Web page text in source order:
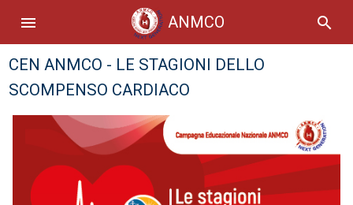
menu ANMCO search
CEN ANMCO - LE STAGIONI DELLO
SCOMPENSO CARDIACO